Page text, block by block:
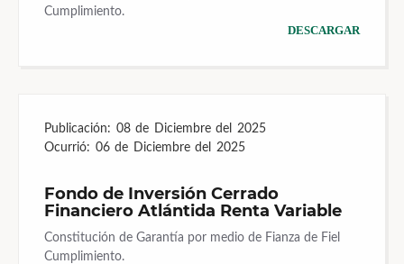
Cumplimiento.
DESCARGAR
Publicación: 08 de Diciembre del 2025
Ocurrió: 06 de Diciembre del 2025
Fondo de Inversión Cerrado
Financiero Atlántida Renta Variable
Constitución de Garantía por medio de Fianza de Fiel
Cumplimiento.